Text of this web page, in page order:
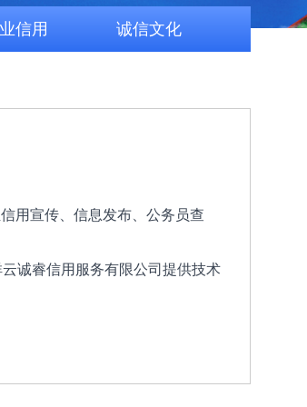
信用 诚信文化
用宣传、信息发布、公务员查
诚睿信用服务有限公司提供技术